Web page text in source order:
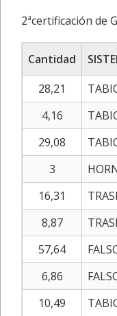
2ªcertificación de
Cantidad
28,21
4,16
29,08
3
16,31
8,87
57,64
6,86
10,49